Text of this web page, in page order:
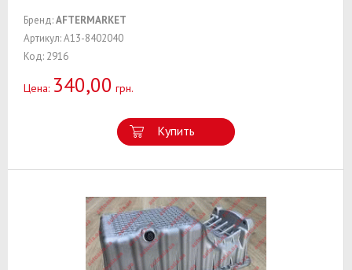
Бренд:AFTERMARKET
Артикул: A13-8402040
Код: 2916
Цена: 340,00 грн.
Купить